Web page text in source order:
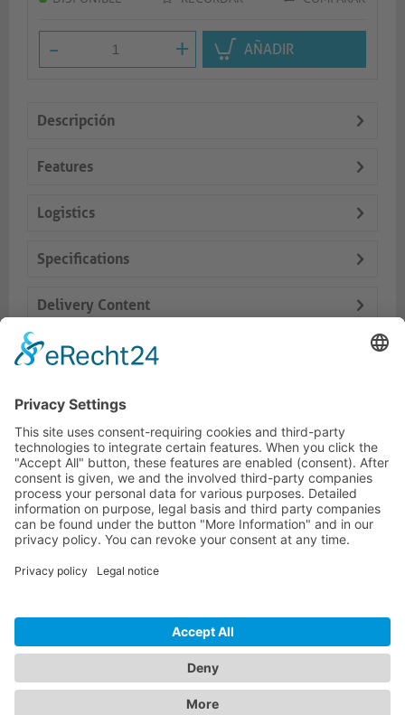
- + AÑADIR
Descripción
Features
Logistics
Specifications
Delivery Content
Dokumente
Productos similares
LÍNEA DIRECTA DE ASISTENCIA TÉCNICA
ONEAV.EU
BOLETÍN DE NOTICIAS